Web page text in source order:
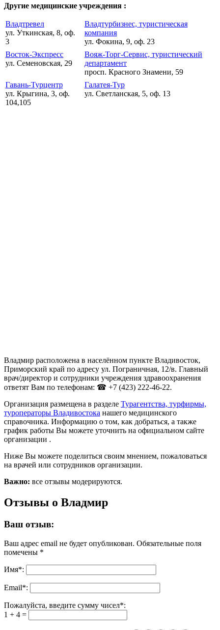
Другие медицинские учреждения :
Владтревел
ул. Уткинская, 8, оф.
3
Владтурбизнес, туристическая
компания
ул. Фокина, 9, оф. 23
Восток-Экспресс
ул. Семеновская, 29
Вояж-Торг-Сервис, туристический
департамент
просп. Красного Знамени, 59
Гавань-Турцентр
ул. Крыгина, 3, оф.
104,105
Галатея-Тур
ул. Светланская, 5, оф. 13
Владмир расположена в населённом пункте Владивосток,
Приморский край по адресу ул. Пограничная, 12/в. Главный
врач/директор и сотрудники учреждения здравоохранения
ответят Вам по телефонам: ☎ +7 (423) 222-46-22.
Организация размещена в разделе Турагентства, турфирмы,
туроператоры Владивостока нашего медицинского
справочника. Информацию о том, как добраться, а также
график работы Вы можете уточнить на официальном сайте
организации .
Ниже Вы можете поделиться своим мнением, пожаловаться
на врачей или сотрудников организации.
Важно: все отзывы модерируются.
Отзывы о Владмир
Ваш отзыв:
Ваш адрес email не будет опубликован. Обязательные поля
помечены *
Имя*:
Email*:
Пожалуйста, введите сумму чисел*:
1 + 4 =